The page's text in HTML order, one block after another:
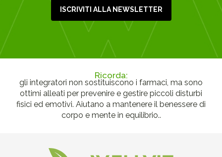
ISCRIVITI ALLA NEWSLETTER
Ricorda:
gli integratori non sostituiscono i farmaci, ma sono
ottimi alleati per prevenire e gestire piccoli disturbi
fisici ed emotivi. Aiutano a mantenere il benessere di
corpo e mente in equilibrio..